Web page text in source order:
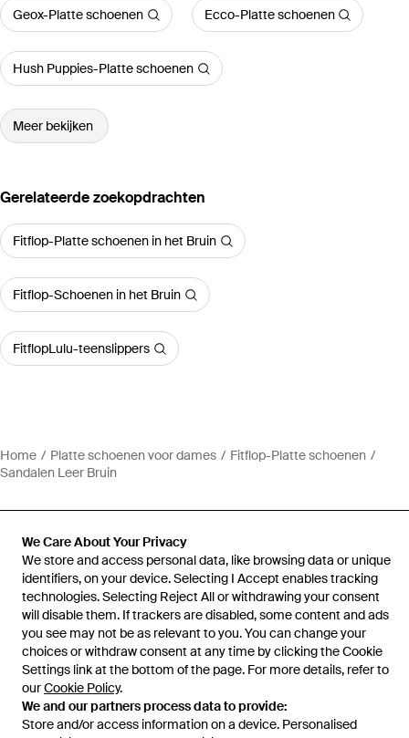
We Care About Your Privacy
We store and access personal data, like browsing data or unique
identifiers, on your device. Selecting I Accept enables tracking
technologies. Selecting Reject All or withdrawing your consent
will disable them. If trackers are disabled, some content and ads
you see may not be as relevant to you. You can change your
choices or withdraw consent at any time by clicking the Cookie
Settings link at the bottom of the page. For more details, refer to
ourCookie Policy.
We and our partners process data to provide:
Store and/or access information on a device. Personalised
Geox-Platte schoenen Ecco-Platte schoenen
Hush Puppies-Platte schoenen
Meer bekijken
Gerelateerde zoekopdrachten
Fitflop-Platte schoenen in het Bruin
Fitflop-Schoenen in het Bruin
FitflopLulu-teenslippers
Home Platte schoenen voor dames
Fitflop-Platte schoenen
Sandalen Leer Bruin
Hulp en informatie